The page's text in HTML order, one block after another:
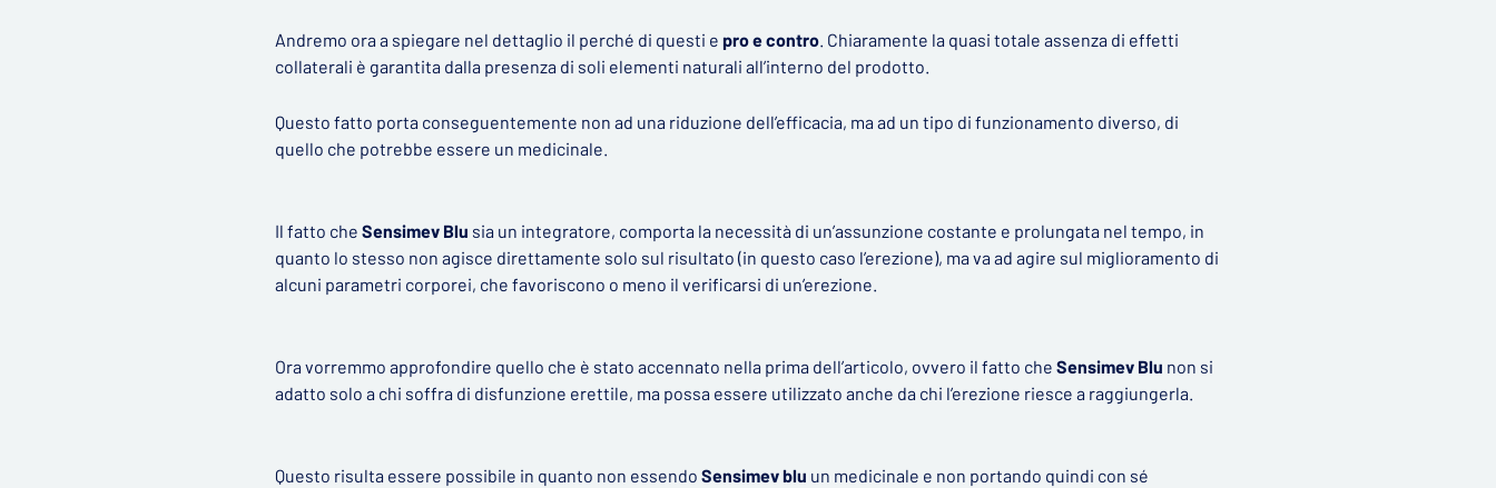
Andremo ora a spiegare nel dettaglio il perché di questi e pro e contro. Chiaramente la quasi totale assenza di effetti
collaterali è garantita dalla presenza di soli elementi naturali all’interno del prodotto.
Questo fatto porta conseguentemente non ad una riduzione dell’efficacia, ma ad un tipo di funzionamento diverso, di
quello che potrebbe essere un medicinale.
Il fatto che Sensimev Blu sia un integratore, comporta la necessità di un’assunzione costante e prolungata nel tempo, in
quanto lo stesso non agisce direttamente solo sul risultato (in questo caso l’erezione), ma va ad agire sul miglioramento di
alcuni parametri corporei, che favoriscono o meno il verificarsi di un’erezione.
Ora vorremmo approfondire quello che è stato accennato nella prima dell’articolo, ovvero il fatto che Sensimev Blu non si
adatto solo a chi soffra di disfunzione erettile, ma possa essere utilizzato anche da chi l’erezione riesce a raggiungerla.
Questo risulta essere possibile in quanto non essendo Sensimev blu un medicinale e non portando quindi con sé